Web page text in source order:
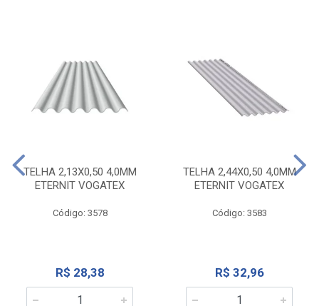
TELHA 2,13X0,50 4,0MM
ETERNIT VOGATEX
Código: 3578
R$ 28,38
TELHA 2,44X0,50 4,0MM
ETERNIT VOGATEX
Código: 3583
R$ 32,96